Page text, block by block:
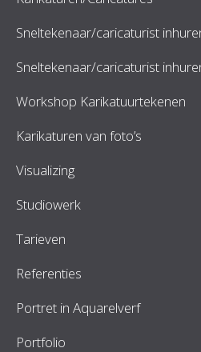
Sneltekenaar/caricaturist
Sneltekenaar/caricaturist
Workshop Karikatuurtekenen
Karikaturen van foto’s
Visualizing
Studiowerk
Tarieven
Referenties
Portret in Aquarelverf
Portfolio